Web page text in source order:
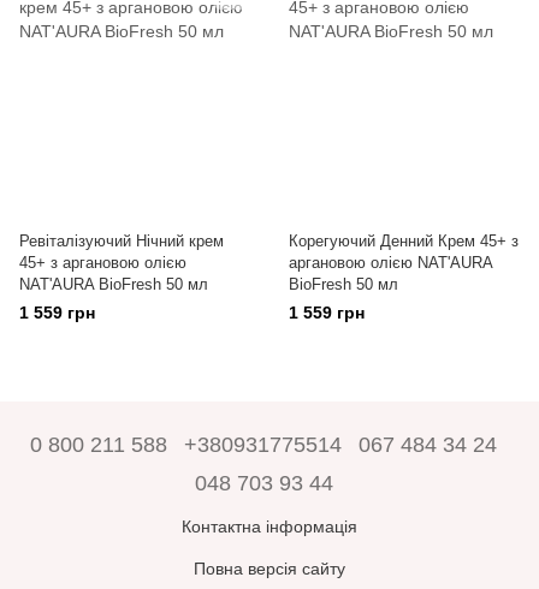
Ревіталізуючий Нічний крем
45+ з аргановою олією
NAT'AURA BioFresh 50 мл
1 559 грн
Корегуючий Денний Крем 45+ з
аргановою олією NAT'AURA
BioFresh 50 мл
1 559 грн
0 800 211 588 +380931775514
067 484 34 24
048 703 93 44
Контактна інформація
Повна версія сайту